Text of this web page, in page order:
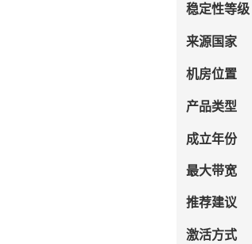
稳定性等级
来源国家
机房位置
产品类型
成立年份
最大带宽
推荐建议
激活方式